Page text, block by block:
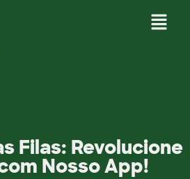
Filas: Revolucione
Nosso App!